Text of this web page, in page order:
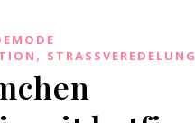
, STRASSVEREDELUNG